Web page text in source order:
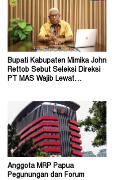
Bupati Kabupaten Mimika John
Rettob Sebut Seleksi Direksi
PT MAS Wajib Lewat
Anggota MRP Papua
Pegunungan dan Forum